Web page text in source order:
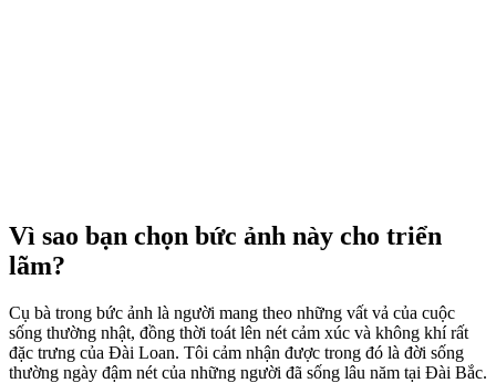
Vì sao bạn chọn bức ảnh này cho triển
lãm?
Cụ bà trong bức ảnh là người mang theo những vất vả của cuộc
sống thường nhật, đồng thời toát lên nét cảm xúc và không khí rất
đặc trưng của Đài Loan. Tôi cảm nhận được trong đó là đời sống
thường ngày đậm nét của những người đã sống lâu năm tại Đài Bắc.